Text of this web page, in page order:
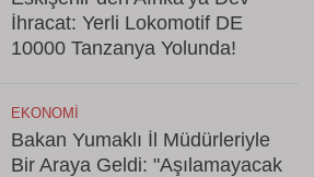
İhracat: Yerli Lokomotif DE
10000 Tanzanya Yolunda!
EKONOMI
Bakan Yumaklı İl Müdürleriyle
Bir Araya Geldi: "Aşılamayacak